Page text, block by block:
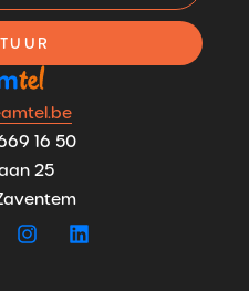
16 50
25